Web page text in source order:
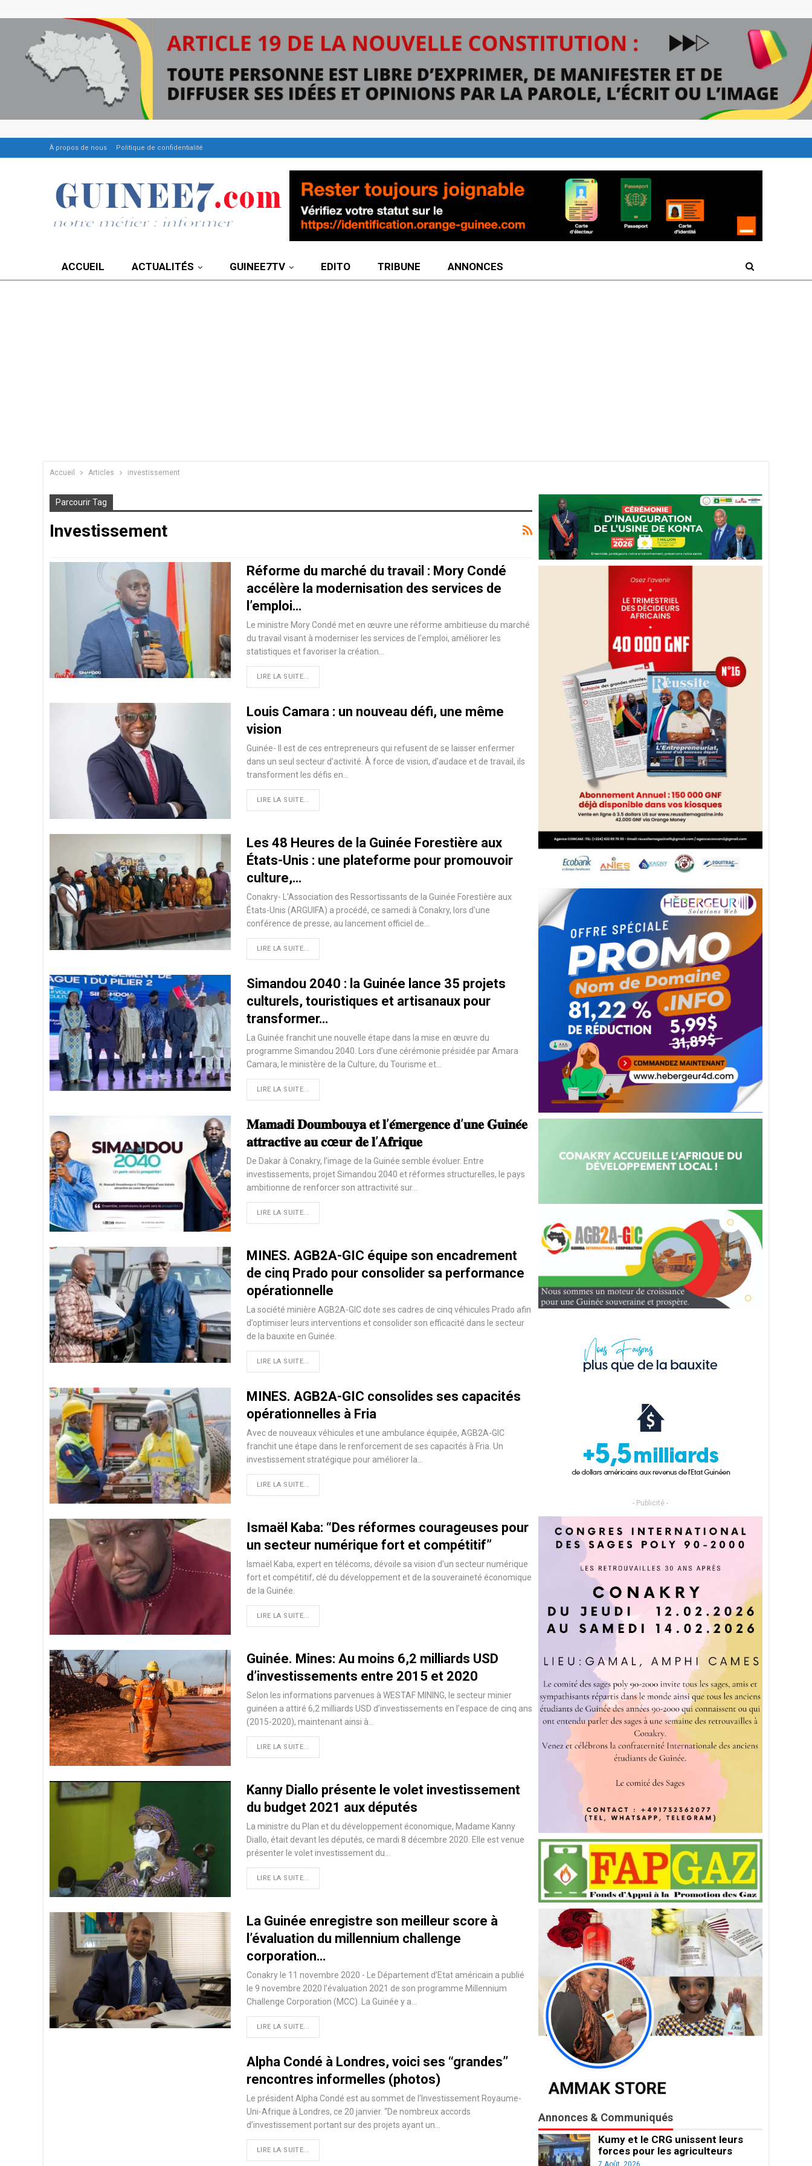
À propos de nous Politique de confidentialité
ACCUEIL ACTUALITÉS GUINEE7TV EDITO TRIBUNE ANNONCES
Accueil Articles investissement
Parcourir Tag
Investissement
Réforme du marché du travail : Mory Condé
accélère la modernisation des services de
l’emploi…
Le ministre Mory Condé met en œuvre une réforme ambitieuse du marché
du travail visant à moderniser les services de l'emploi, améliorer les
statistiques et favoriser la création…
LIRE LA SUITE...
Louis Camara : un nouveau défi, une même
vision
Guinée- Il est de ces entrepreneurs qui refusent de se laisser enfermer
dans un seul secteur d’activité. À force de vision, d’audace et de travail, ils
transforment les défis en…
LIRE LA SUITE...
Les 48 Heures de la Guinée Forestière aux
États-Unis : une plateforme pour promouvoir
culture,…
Conakry- L'Association des Ressortissants de la Guinée Forestière aux
États-Unis (ARGUIFA) a procédé, ce samedi à Conakry, lors d'une
conférence de presse, au lancement officiel de…
LIRE LA SUITE...
Simandou 2040 : la Guinée lance 35 projets
culturels, touristiques et artisanaux pour
transformer…
La Guinée franchit une nouvelle étape dans la mise en œuvre du
programme Simandou 2040. Lors d’une cérémonie présidée par Amara
Camara, le ministère de la Culture, du Tourisme et…
LIRE LA SUITE...
𝐌𝐚𝐦𝐚𝐝𝐢 𝐃𝐨𝐮𝐦𝐛𝐨𝐮𝐲𝐚 𝐞𝐭 𝐥’𝐞́𝐦𝐞𝐫𝐠𝐞𝐧𝐜𝐞 𝐝’𝐮𝐧𝐞 𝐆𝐮𝐢𝐧𝐞́𝐞
𝐚𝐭𝐭𝐫𝐚𝐜𝐭𝐢𝐯𝐞 𝐚𝐮 𝐜œ𝐮𝐫 𝐝𝐞 𝐥’𝐀𝐟𝐫𝐢𝐪𝐮𝐞
De Dakar à Conakry, l’image de la Guinée semble évoluer. Entre
investissements, projet Simandou 2040 et réformes structurelles, le pays
ambitionne de renforcer son attractivité sur…
LIRE LA SUITE...
MINES. AGB2A-GIC équipe son encadrement
de cinq Prado pour consolider sa performance
opérationnelle
La société minière AGB2A-GIC dote ses cadres de cinq véhicules Prado afin
d’optimiser leurs interventions et consolider son efficacité dans le secteur
de la bauxite en Guinée.
LIRE LA SUITE...
MINES. AGB2A-GIC consolides ses capacités
opérationnelles à Fria
Avec de nouveaux véhicules et une ambulance équipée, AGB2A-GIC
franchit une étape dans le renforcement de ses capacités à Fria. Un
investissement stratégique pour améliorer la…
LIRE LA SUITE...
Ismaël Kaba: “Des réformes courageuses pour
un secteur numérique fort et compétitif”
Ismaël Kaba, expert en télécoms, dévoile sa vision d’un secteur numérique
fort et compétitif, clé du développement et de la souveraineté économique
de la Guinée.
LIRE LA SUITE...
Guinée. Mines: Au moins 6,2 milliards USD
d’investissements entre 2015 et 2020
Selon les informations parvenues à WESTAF MINING, le secteur minier
guinéen a attiré 6,2 milliards USD d’investissements en l’espace de cinq ans
(2015-2020), maintenant ainsi à…
LIRE LA SUITE...
Kanny Diallo présente le volet investissement
du budget 2021 aux députés
La ministre du Plan et du développement économique, Madame Kanny
Diallo, était devant les députés, ce mardi 8 décembre 2020. Elle est venue
présenter le volet investissement du
LIRE LA SUITE...
La Guinée enregistre son meilleur score à
l’évaluation du millennium challenge
corporation…
Conakry le 11 novembre 2020 - Le Département d’Etat américain a publié
le 9 novembre 2020 l’évaluation 2021 de son programme Millennium
Challenge Corporation (MCC). La Guinée y a
LIRE LA SUITE...
Alpha Condé à Londres, voici ses ‘‘grandes’’
rencontres informelles (photos)
Le président Alpha Condé est au sommet de l’Investissement Royaume-
Uni-Afrique à Londres, ce 20 janvier. ‘‘De nombreux accords
d’investissement portant sur des projets ayant un
LIRE LA SUITE...
- Publicité -
Annonces & Communiqués
Kumy et le CRG unissent leurs
forces pour les agriculteurs